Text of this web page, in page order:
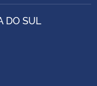
DO SUL